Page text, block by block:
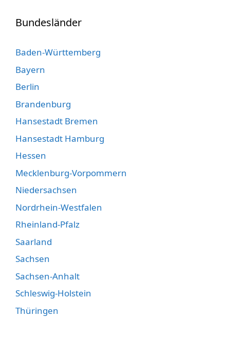
Bundesländer
Baden-Württemberg
Bayern
Berlin
Brandenburg
Hansestadt Bremen
Hansestadt Hamburg
Hessen
Mecklenburg-Vorpommern
Niedersachsen
Nordrhein-Westfalen
Rheinland-Pfalz
Saarland
Sachsen
Sachsen-Anhalt
Schleswig-Holstein
Thüringen